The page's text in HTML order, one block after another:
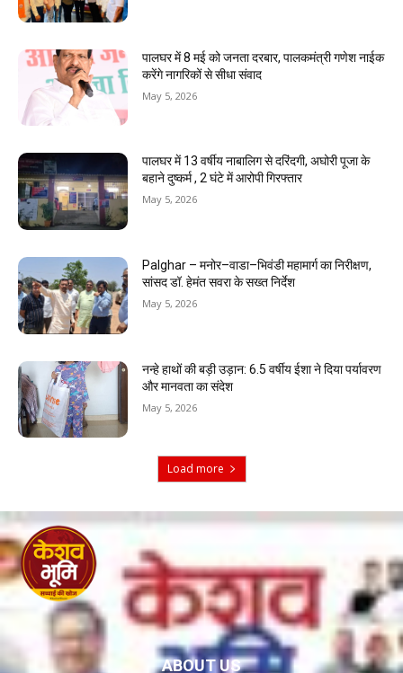
पालघर में 8 मई को जनता दरबार, पालकमंत्री गणेश नाईक
करेंगे नागरिकों से सीधा संवाद
May 5, 2026
पालघर में 13 वर्षीय नाबालिग से दरिंदगी, अघोरी पूजा के
बहाने दुष्कर्म , 2 घंटे में आरोपी गिरफ्तार
May 5, 2026
Palghar – मनोर–वाडा–भिवंडी महामार्ग का निरीक्षण,
सांसद डॉ. हेमंत सवरा के सख्त निर्देश
May 5, 2026
नन्हे हाथों की बड़ी उड़ान: 6.5 वर्षीय ईशा ने दिया पर्यावरण
और मानवता का संदेश
May 5, 2026
Load more
ABOUT US